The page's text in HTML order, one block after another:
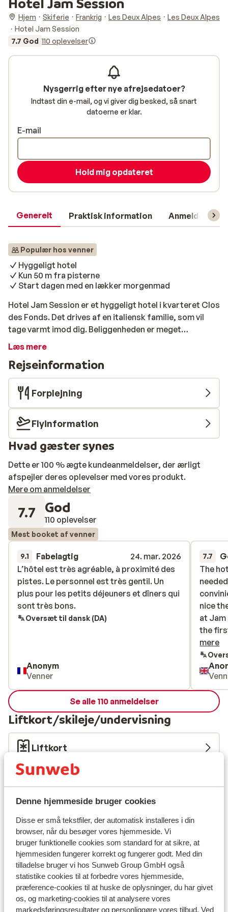
Denne hjemmeside bruger cookies
Disse er små tekstfiler, der automatisk installeres i din
browser, når du besøger vores hjemmeside. Vi
bruger funktionelle cookies som standard for at sikre, at
hjemmesiden fungerer korrekt og fungerer godt. Med din
tilladelse bruger vi hos Sunweb Group GmbH også
statistike cookies til at forbedre vores hjemmeside,
præference-cookies til at huske de oplysninger, du har givet
os, og marketing-cookies til at analysere vores
markedsføringsresultater og personliggøre vores tilbud. Ved
Hjem Skiferie Frankrig Les Deux Alpes
Les Deux Alpes
Hotel Jam Session
7.7 God 110 oplevelser
Generelt Praktisk information Anmeldelser
Populær hos venner
Hyggeligt hotel
Kun 50 m fra pisterne
Start dagen med en lækker morgenmad
Hotel Jam Session er et hyggeligt hotel i kvarteret Clos
des Fonds. Det drives af en italiensk familie, som vil
tage varmt imod dig. Beliggenheden er meget
fordelagtig - pisten ligger kun 50 meter væk.
pister i Les Deux Alpes, tag en hyggelig drink i byen om
eftermiddagen, gå en smuk tur i området eller benyt
hotellets fitnessrum.
Læs mere
Rejseinformation
Forplejning
Flyinformation
Hvad gæster synes
Dette er 100 % ægte kundeanmeldelser, der ærligt
afspejler deres oplevelser med vores produkt.
Mere om anmeldelser
7.7 God
110 oplevelser
Mest booket af venner
9.1 Fabelagtig
24. mar. 2026
L’hôtel est très agréable, à proximité des
pistes. Le personnel est très gentil. Un
plus pour les petits déjeuners et dîners qui
sont très bons.
L’hôtel est très agréable, à proximité des
pistes. Le personnel est très gentil. Un
plus pour les petits déjeuners et dîners qui
sont très bons.
Oversæt til dansk (DA)
Anonym
Venner
7.7
The
nice
at Jam
the
time.
which
mold
The
nice
at Jam
the
mere
Se alle 110 anmeldelser
Liftkort/skileje/undervisning
Liftkort
Undervisning
Skileje
Nysgerrig efter nye afrejsedatoer?
Indtast din e-mail, og vi giver dig besked, så snart
datoerne er klar.
E-mail
Hold mig opdateret
Andre overnatningssteder i Les Deux
Alpes
Hotel Serre Palas